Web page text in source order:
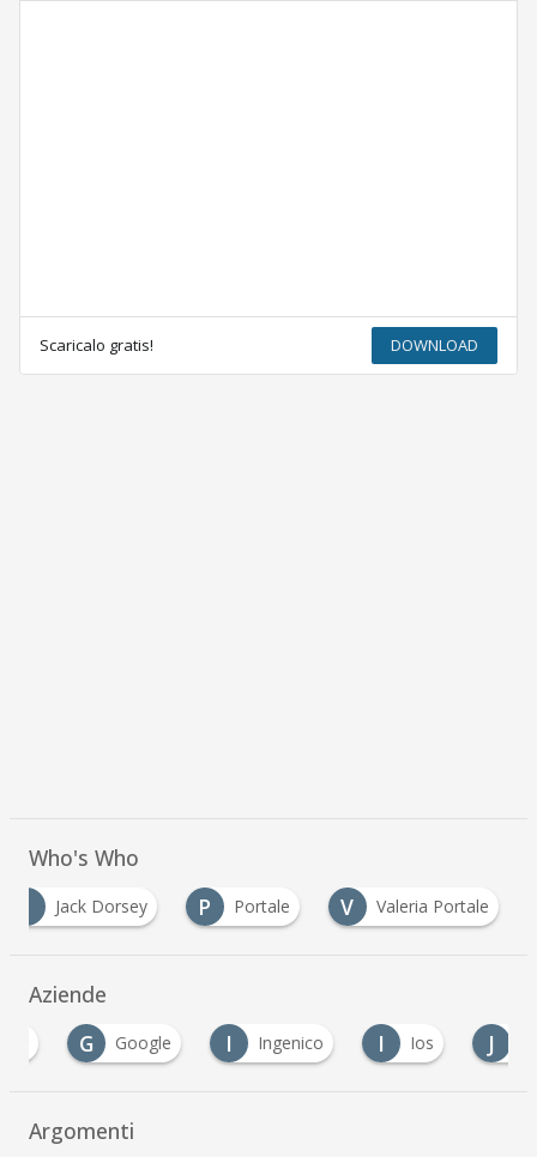
Scaricalo gratis! DOWNLOAD
Who's Who
Jack Dorsey P Portale V Valeria Portale
Aziende
Google Ingenico Ios Jusp
Argomenti